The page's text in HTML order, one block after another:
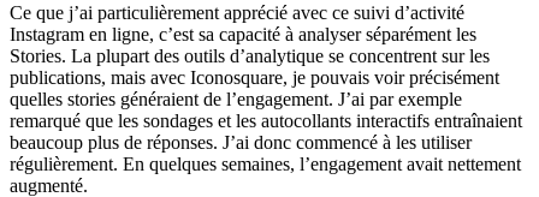
Ce que j’ai particulièrement apprécié avec ce suivi d’activité
Instagram en ligne, c’est sa capacité à analyser séparément les
Stories. La plupart des outils d’analytique se concentrent sur les
publications, mais avec Iconosquare, je pouvais voir précisément
quelles stories généraient de l’engagement. J’ai par exemple
remarqué que les sondages et les autocollants interactifs entraînaient
beaucoup plus de réponses. J’ai donc commencé à les utiliser
régulièrement. En quelques semaines, l’engagement avait nettement
augmenté.